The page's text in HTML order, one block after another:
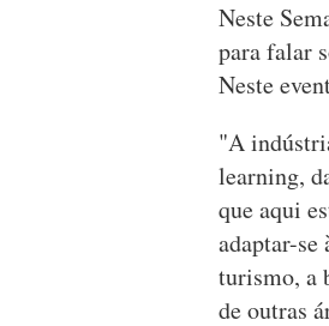
Neste
para falar
Neste
"A
learning,
que aqui
adaptar-
turismo, a
de outras